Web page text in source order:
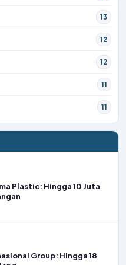
13
12
12
11
11
Plastic: Hingga 10 Juta
Group: Hingga 18